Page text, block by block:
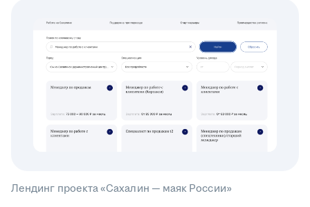
Лендинг проекта «Сахалин — маяк России»